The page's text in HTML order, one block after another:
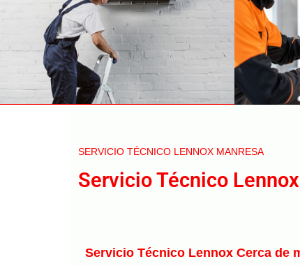
SERVICIO TÉCNICO LENNOX MANRESA
Servicio Técnico
Servicio Técnico Lennox Cerca de